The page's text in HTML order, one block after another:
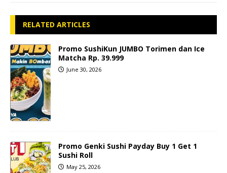
RELATED ARTICLES
Promo SushiKun JUMBO Torimen dan Ice
Matcha Rp. 39.999
June 30, 2026
Promo Genki Sushi Payday Buy 1 Get 1
Sushi Roll
May 25, 2026